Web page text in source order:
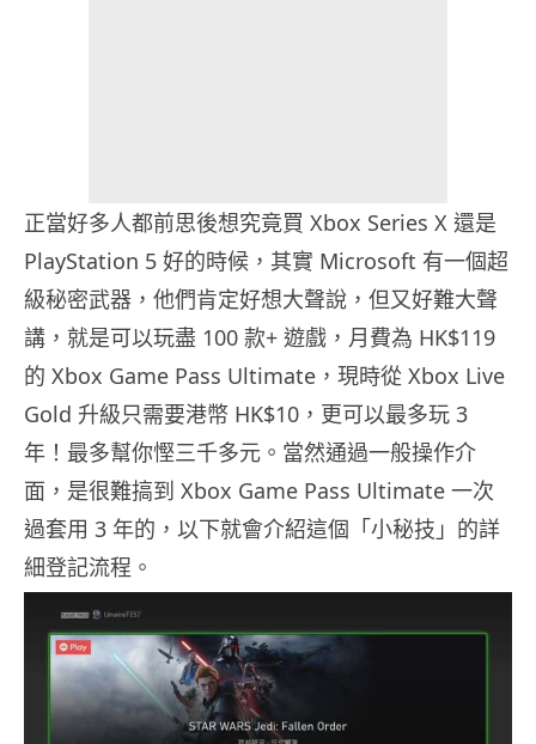
正當好多人都前思後想究竟買 Xbox Series X 還是
PlayStation 5 好的時候，其實 Microsoft 有一個超
級秘密武器，他們肯定好想大聲說，但又好難大聲
講，就是可以玩盡 100 款+ 遊戲，月費為 HK$119
的 Xbox Game Pass Ultimate，現時從 Xbox Live
Gold 升級只需要港幣 HK$10，更可以最多玩 3
年！最多幫你慳三千多元。當然通過一般操作介
面，是很難搞到 Xbox Game Pass Ultimate 一次
過套用 3 年的，以下就會介紹這個「小秘技」的詳
細登記流程。